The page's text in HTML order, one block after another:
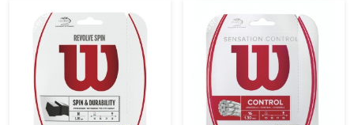
Besaitung
mit dieser Saite Besaitung
mit dieser Saite